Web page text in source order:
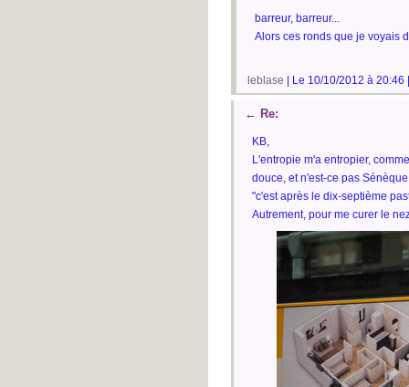
barreur, barreur...
Alors ces ronds que je voyais
leblase | Le 10/10/2012 à 20:46
← Re:
KB,
L'entropie m'a entropier,
douce, et n'est-ce pas
"c'est après le dix-septième
Autrement, pour me curer le